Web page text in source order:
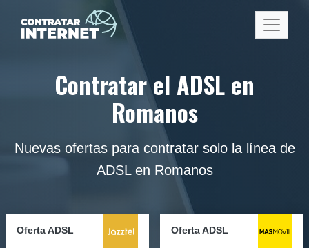
Contratar el ADSL en
Romanos
Nuevas ofertas para contratar solo la línea de
ADSL en Romanos
Oferta ADSL Oferta ADSL